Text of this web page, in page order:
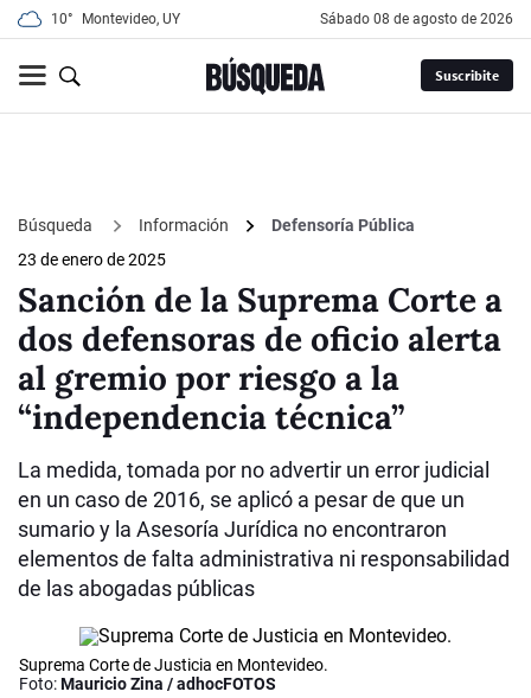
10° Montevideo, UY sábado 08 de agosto de 2026
Suscribite
Búsqueda Información
Defensoría Pública
23 de enero de 2025
Sanción de la Suprema Corte a
dos defensoras de oficio alerta
al gremio por riesgo a la
“independencia técnica”
La medida, tomada por no advertir un error judicial
en un caso de 2016, se aplicó a pesar de que un
sumario y la Asesoría Jurídica no encontraron
elementos de falta administrativa ni responsabilidad
de las abogadas públicas
Suprema Corte de Justicia en Montevideo.
Foto:Mauricio Zina / adhocFOTOS